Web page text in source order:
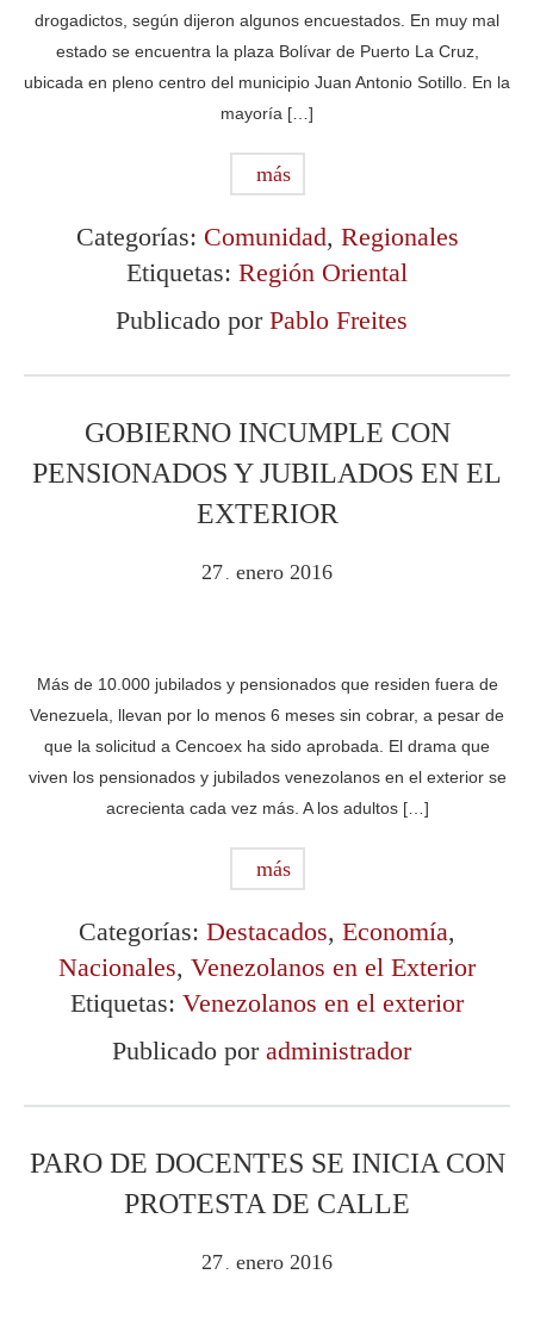
drogadictos, según dijeron algunos encuestados. En muy mal
estado se encuentra la plaza Bolívar de Puerto La Cruz,
ubicada en pleno centro del municipio Juan Antonio Sotillo. En la
mayoría […]
más
Categorías: Comunidad, Regionales
Etiquetas: Región Oriental
Publicado por Pablo Freites
GOBIERNO INCUMPLE CON
PENSIONADOS Y JUBILADOS EN EL
EXTERIOR
27 . enero 2016
Más de 10.000 jubilados y pensionados que residen fuera de
Venezuela, llevan por lo menos 6 meses sin cobrar, a pesar de
que la solicitud a Cencoex ha sido aprobada. El drama que
viven los pensionados y jubilados venezolanos en el exterior se
acrecienta cada vez más. A los adultos […]
más
Categorías: Destacados, Economía,
Nacionales, Venezolanos en el Exterior
Etiquetas: Venezolanos en el exterior
Publicado por administrador
PARO DE DOCENTES SE INICIA CON
PROTESTA DE CALLE
27 . enero 2016